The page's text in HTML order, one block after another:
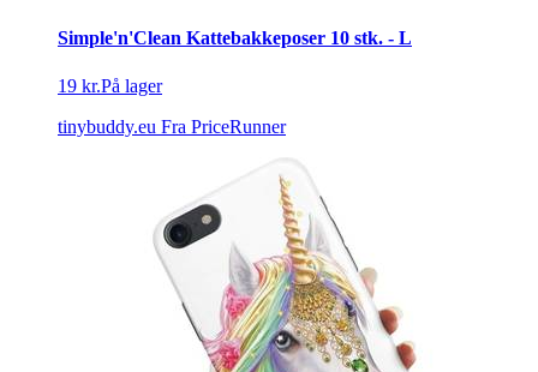
Simple'n'Clean Kattebakkeposer 10 stk. - L
19 kr.På lager
tinybuddy.eu Fra PriceRunner